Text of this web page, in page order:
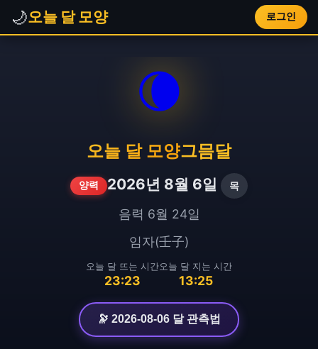
🌙오늘 달 모양 로그인
🌘
오늘 달 모양그믐달
양력 2026년 8월 6일 목
음력 6월 24일
임자(壬子)
오늘 달 뜨는 시간
23:23
오늘 달 지는 시간
13:25
🔭 2026-08-06 달 관측법